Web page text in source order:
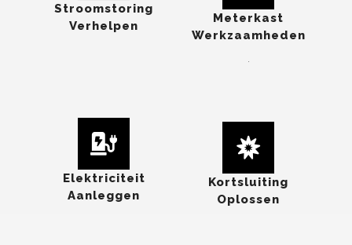
Stroomstoring
Verhelpen
Meterkast
Werkzaamheden
Elektriciteit
Aanleggen
Kortsluiting
Oplossen